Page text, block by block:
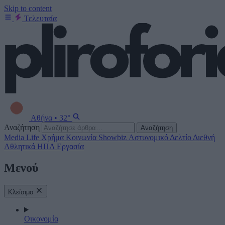
Skip to content
Τελευταία
Αθήνα • 32°
Αναζήτηση
Αναζήτηση
Media Life Χρήμα Κοινωνία Showbiz Αστυνομικό Δελτίο Διεθνή
Αθλητικά ΗΠΑ Εργασία
Μενού
Κλείσιμο
Οικονομία